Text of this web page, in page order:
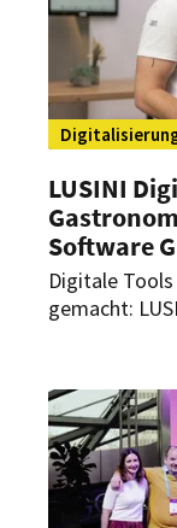
LUSINI
Software
Digitale
gemacht:
digitale